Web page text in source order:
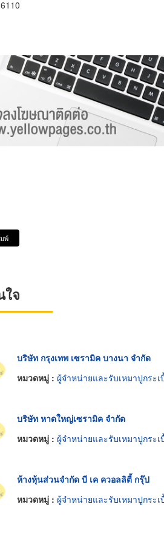
พ์
จ
บริษัท กรุงเทพ เซรามิค บางนา จำกัด
หมวดหมู่ : ผู้จำหน่ายและรับเหมาปูกระเบื้องเซร
บริษัท หาดใหญ่เซรามิค จำกัด
หมวดหมู่ : ผู้จำหน่ายและรับเหมาปูกระเบื้องเซร
ห้างหุ้นส่วนจำกัด บี เค ควอลลิตี้ กรุ๊ป
หมวดหมู่ : ผู้จำหน่ายและรับเหมาปูกระเบื้องเซร